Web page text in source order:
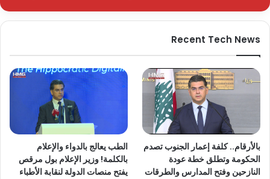
Recent Tech News
بالأرقام.. كلفة إعمار الجنوب تصدم
الحكومة وتطلق خطة عودة
النازحين وفتح المدارس والطرقات
الطب يعالج بالدواء والإعلام
بالكلمة! وزير الإعلام بول مرقص
يفتح منصات الدولة لنقابة الأطباء